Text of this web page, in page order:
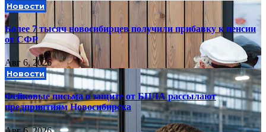
Новости
Более 7 тысяч новосибирцев получили прибавку к пенсии
от СФР
Авг 6, 2026
Новости
Фейковые письма о защите от БПЛА рассылают
предприятиям Новосибирска